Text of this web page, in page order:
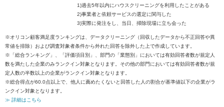
1)過去5年以内にハウスクリーニングを利用したことがある
2)事業者と依頼サービスの選定に関与した
3)実際に発注をし、当日、掃除現場に立ち会った
※オリコン顧客満足度ランキングは、データクリーニング（回収したデータから不正回答や異
常値を排除）および調査対象者条件から外れた回答を除外した上で作成しています。
※「総合ランキング」、「評価項目別」、部門の「業態別」においては有効回答者数が規定人
数を満たした企業のみランクイン対象となります。その他の部門においては有効回答者数が規
定人数の半数以上の企業がランクイン対象となります。
※総合得点が60.0点以上で、他人に薦めたくないと回答した人の割合が基準値以下の企業がラ
ンクイン対象となります。
≫ 詳細はこちら